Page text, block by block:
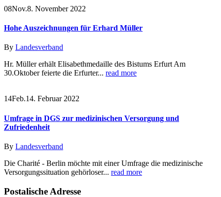
08Nov.8. November 2022
Hohe Auszeichnungen für Erhard Müller
By Landesverband
Hr. Müller erhält Elisabethmedaille des Bistums Erfurt Am
30.Oktober feierte die Erfurter... read more
14Feb.14. Februar 2022
Umfrage in DGS zur medizinischen Versorgung und
Zufriedenheit
By Landesverband
Die Charité - Berlin möchte mit einer Umfrage die medizinische
Versorgungssituation gehörloser... read more
Postalische Adresse